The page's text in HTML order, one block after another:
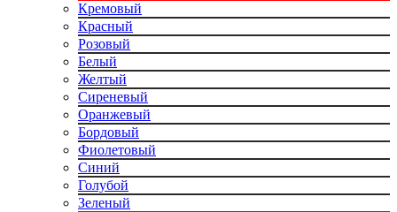
Кремовый
Красный
Розовый
Белый
Желтый
Сиреневый
Оранжевый
Бордовый
Фиолетовый
Синий
Голубой
Зеленый